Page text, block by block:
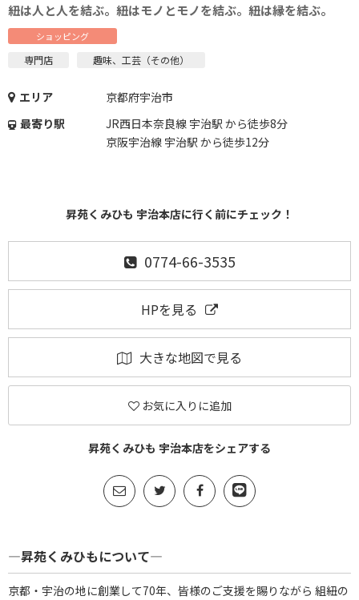
紐は人と人を結ぶ。紐はモノとモノを結ぶ。紐は縁を結ぶ。
ショッピング
専門店 趣味、工芸（その他）
エリア
京都府宇治市
最寄り駅
JR西日本奈良線 宇治駅 から徒歩8分
京阪宇治線 宇治駅 から徒歩12分
昇苑くみひも 宇治本店に行く前にチェック！
0774-66-3535
HPを見る
大きな地図で見る
お気に入りに追加
昇苑くみひも 宇治本店をシェアする
―昇苑くみひもについて―
京都・宇治の地に創業して70年、皆様のご支援を賜りながら 組紐の